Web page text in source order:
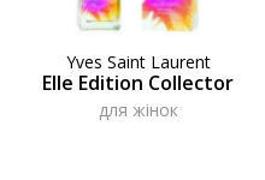
Yves Saint Laurent
Elle Edition Collector
для жінок